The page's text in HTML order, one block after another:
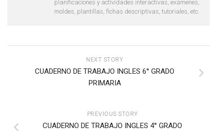
planificaciones y actividades interactivas, exámenes,
moldes, plantillas, fichas descriptivas, tutoriales, etc.
NEXT STORY
CUADERNO DE TRABAJO INGLES 6° GRADO
PRIMARIA
PREVIOUS STORY
CUADERNO DE TRABAJO INGLES 4° GRADO